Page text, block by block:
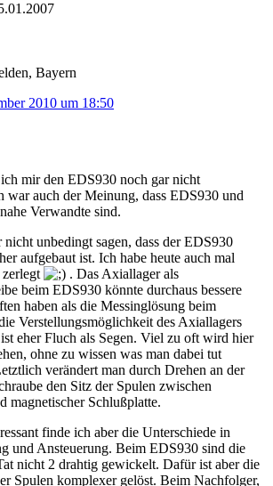
Bayern
2010 um 18:50
ich mir den EDS930 noch gar nicht
war auch der Meinung, dass EDS930 und
Verwandte sind.
unbedingt sagen, dass der EDS930
aufgebaut ist. Ich habe heute auch mal
. Das Axiallager als
beim EDS930 könnte durchaus bessere
haben als die Messinglösung beim
Verstellungsmöglichkeit des Axiallagers
eher Fluch als Segen. Viel zu oft wird hier
ohne zu wissen was man dabei tut
verändert man durch Drehen an der
den Sitz der Spulen zwischen
magnetischer Schlußplatte.
finde ich aber die Unterschiede in
und Ansteuerung. Beim EDS930 sind die
nicht 2 drahtig gewickelt. Dafür ist aber die
Spulen komplexer gelöst. Beim Nachfolger,